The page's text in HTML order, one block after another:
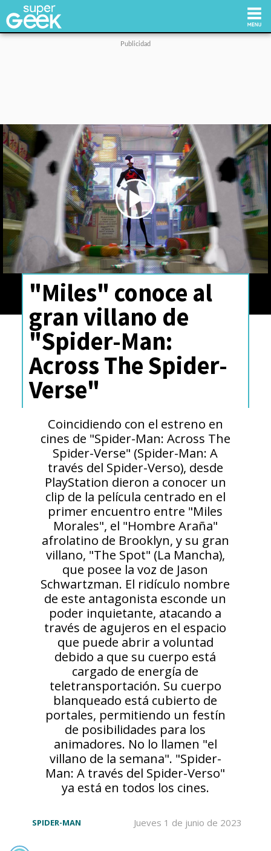
Tecnología
Videojuegos
Reviews
Cultura Pop
Streaming
Síguenos:
Play
Video
"Miles" conoce al
gran villano de
"Spider-Man:
Across The Spider-
Verse"
Coincidiendo con el estreno en
cines de "Spider-Man: Across The
Spider-Verse" (Spider-Man: A
través del Spider-Verso), desde
PlayStation dieron a conocer un
clip de la película centrado en el
primer encuentro entre "Miles
Morales", el "Hombre Araña"
afrolatino de Brooklyn, y su gran
villano, "The Spot" (La Mancha),
que posee la voz de Jason
Schwartzman. El ridículo nombre
de este antagonista esconde un
poder inquietante, atacando a
través de agujeros en el espacio
que puede abrir a voluntad
debido a que su cuerpo está
cargado de energía de
teletransportación. Su cuerpo
blanqueado está cubierto de
portales, permitiendo un festín
de posibilidades para los
animadores. No lo llamen "el
villano de la semana". "Spider-
Man: A través del Spider-Verso"
ya está en todos los cines.
Jueves 1 de junio de 2023
SPIDER-MAN